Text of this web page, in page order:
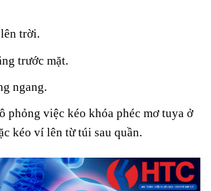
trời.
trước mặt.
ngang.
phỏng việc kéo khóa phéc mơ tuya ở
kéo ví lên từ túi sau quần.